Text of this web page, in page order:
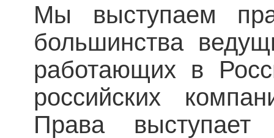
Мы выступаем
большинства
работающих в
российских
Права выступает